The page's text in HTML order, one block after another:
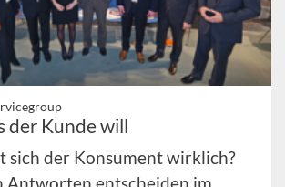
der Kunde will
sich der Konsument wirklich?